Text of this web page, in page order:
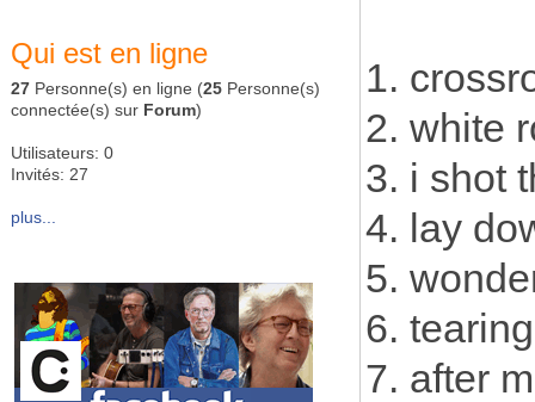
Qui est en ligne
27 Personne(s) en ligne (25 Personne(s)
connectée(s) sur Forum)
Utilisateurs: 0
Invités: 27
plus...
1.
2. white
3. i shot
4. lay
5.
6.
7. after